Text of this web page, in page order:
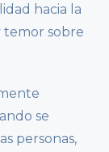
hacia la
temor sobre
se
personas,